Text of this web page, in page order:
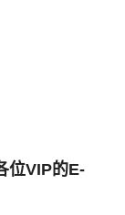
位VIP的E-